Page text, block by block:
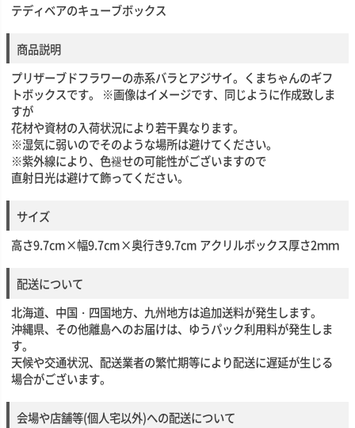
テディベアのキューブボックス
商品説明
プリザーブドフラワーの赤系バラとアジサイ。くまちゃんのギフ
トボックスです。 ※画像はイメージです、同じように作成致しま
すが
花材や資材の入荷状況により若干異なります。
※湿気に弱いのでそのような場所は避けてください。
※紫外線により、色褪せの可能性がございますので
直射日光は避けて飾ってください。
サイズ
高さ9.7cm×幅9.7cm×奥行き9.7cm アクリルボックス厚さ2ｍｍ
配送について
北海道、中国・四国地方、九州地方は追加送料が発生します。
沖縄県、その他離島へのお届けは、ゆうパック利用料が発生しま
す。
天候や交通状況、配送業者の繁忙期等により配送に遅延が生じる
場合がございます。
会場や店舗等(個人宅以外)への配送について